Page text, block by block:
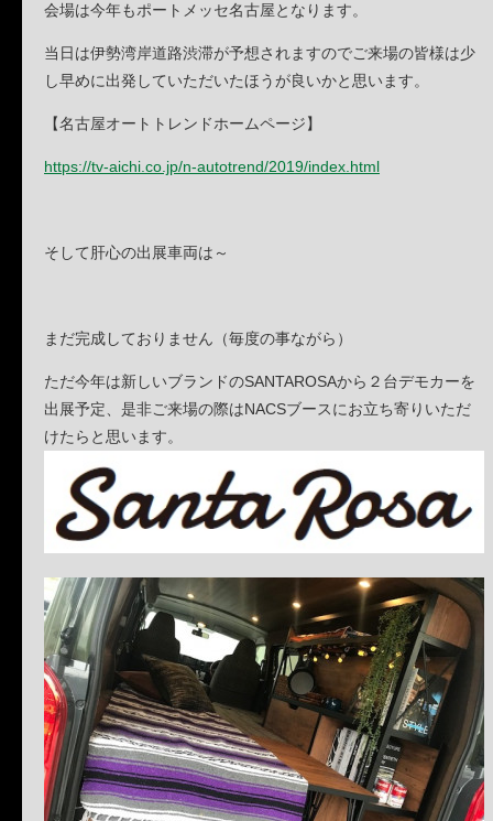
会場は今年もポートメッセ名古屋となります。
当日は伊勢湾岸道路渋滞が予想されますのでご来場の皆様は少
し早めに出発していただいたほうが良いかと思います。
【名古屋オートトレンドホームページ】
https://tv-aichi.co.jp/n-autotrend/2019/index.html
そして肝心の出展車両は～
まだ完成しておりません（毎度の事ながら）
ただ今年は新しいブランドのSANTAROSAから２台デモカーを
出展予定、是非ご来場の際はNACSブースにお立ち寄りいただ
けたらと思います。